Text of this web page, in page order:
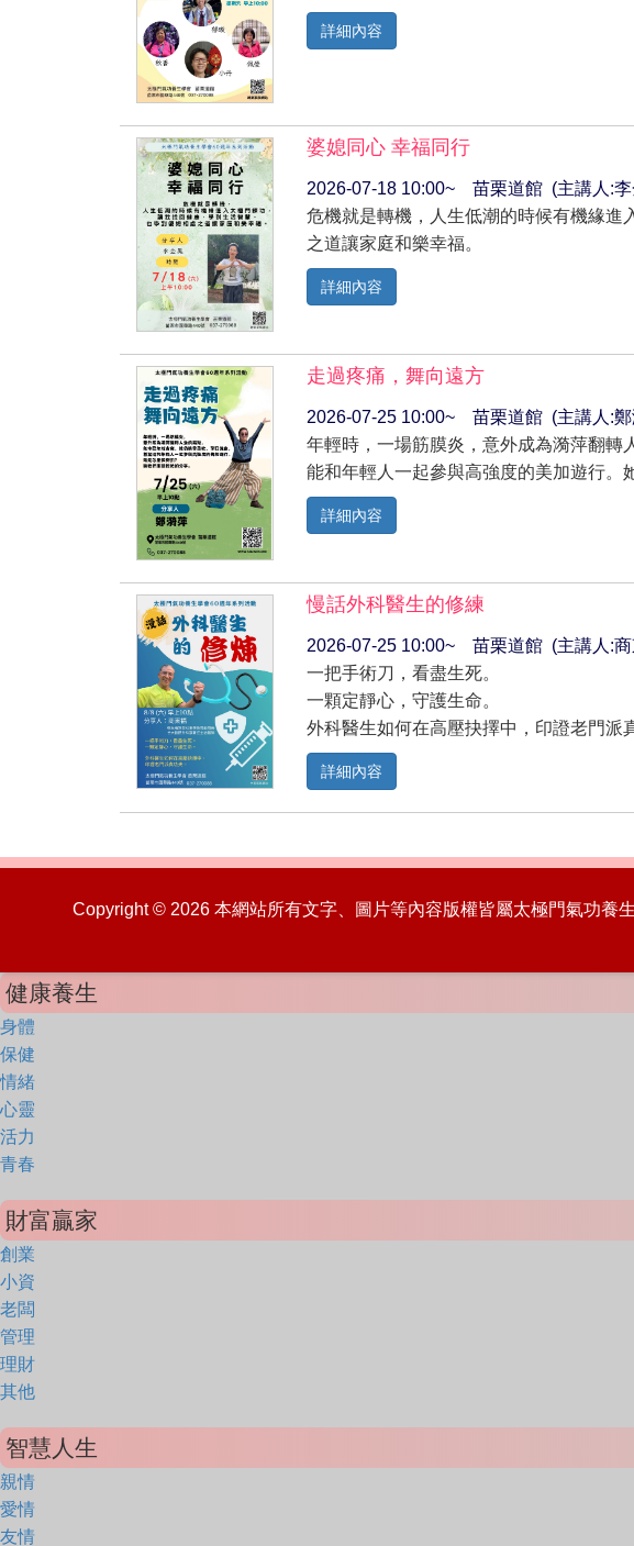
詳細內容
婆媳同心 幸福同行
2026-07-18 10:00~ 苗栗道館 (主講人:李
危機就是轉機，人生低潮的時候有機緣進
之道讓家庭和樂幸福。
詳細內容
走過疼痛，舞向遠方
2026-07-25 10:00~ 苗栗道館 (主講人:鄭
年輕時，一場筋膜炎，意外成為漪萍翻轉
能和年輕人一起參與高強度的美加遊行。
詳細內容
慢話外科醫生的修練
2026-07-25 10:00~ 苗栗道館 (主講人:商
一把手術刀，看盡生死。
一顆定靜心，守護生命。
外科醫生如何在高壓抉擇中，印證老門派
詳細內容
Copyright © 2026 本網站所有文字、圖片等內容版權皆屬太極門氣功
健康養生
身體
保健
情緒
心靈
活力
青春
財富贏家
創業
小資
老闆
管理
理財
其他
智慧人生
親情
愛情
友情